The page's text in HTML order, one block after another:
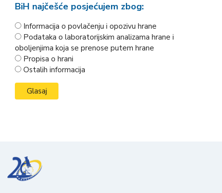
BiH najčešće posjećujem zbog:
Informacija o povlačenju i opozivu hrane
Podataka o laboratorijskim analizama hrane i
oboljenjima koja se prenose putem hrane
Propisa o hrani
Ostalih informacija